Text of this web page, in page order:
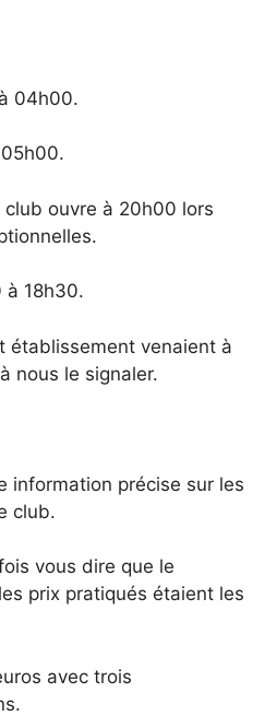
04h00.
ouvre à 20h00 lors
à 18h30.
établissement venaient à
nous le signaler.
information précise sur les
club.
vous dire que le
prix pratiqués étaient les
avec trois